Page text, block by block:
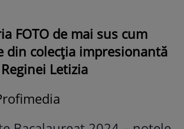
FOTO de mai sus cum
din colecția impresionantă
Letizia